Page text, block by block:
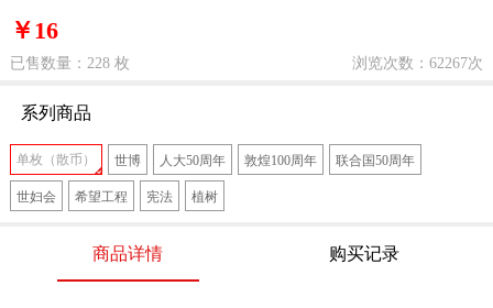
￥16
已售数量：228 枚 浏览次数：62267次
系列商品
单枚（散币） 世博 人大50周年 敦煌100周年 联合国50周年
世妇会 希望工程 宪法 植树
商品详情 购买记录